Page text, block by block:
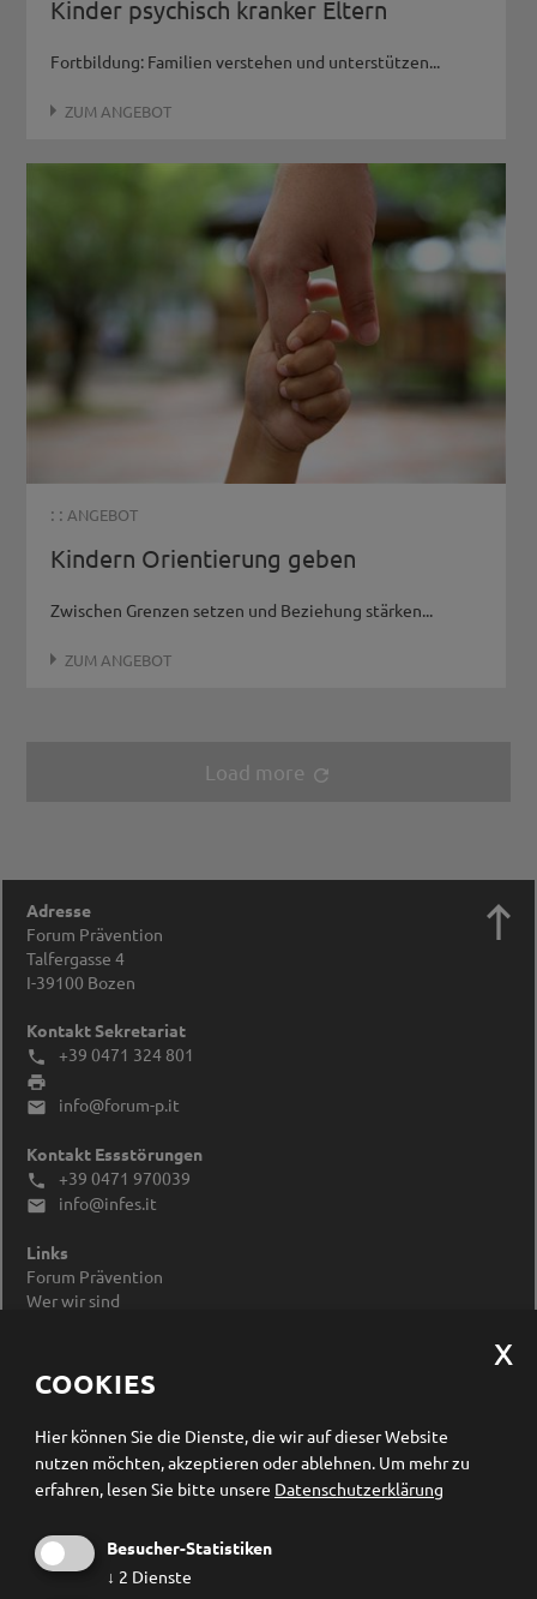
Kinder psychisch kranker Eltern
Fortbildung: Familien verstehen und unterstützen...
ZUM ANGEBOT
: : ANGEBOT
Kindern Orientierung geben
Zwischen Grenzen setzen und Beziehung stärken...
ZUM ANGEBOT
Load more refresh
Adresse
Forum Prävention
Talfergasse 4
I-39100 Bozen
Kontakt Sekretariat
 +39 0471 324 801


info@forum-p.it
Kontakt Essstörungen
 +39 0471 970039
 info@infes.it
Links
Forum Prävention
Wer wir sind
Cookieeinstellungen ändern

Newsletter Anmeldung
COOKIES
Hier können Sie die Dienste, die wir auf dieser Website
nutzen möchten, akzeptieren oder ablehnen. Um mehr zu
erfahren, lesen Sie bitte unsere Datenschutzerklärung
Besucher-Statistiken
↓ 2 Dienste